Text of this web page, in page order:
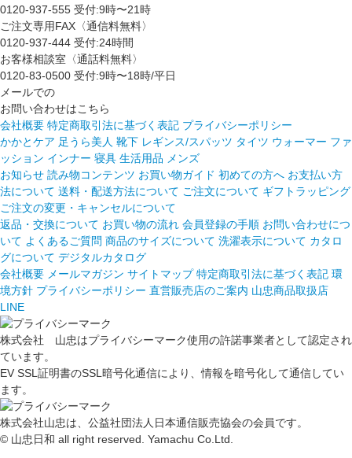
0120-937-555 受付:9時〜21時
ご注文専用FAX〈通信料無料〉
0120-937-444 受付:24時間
お客様相談室〈通話料無料〉
0120-83-0500 受付:9時〜18時/平日
メールでの
お問い合わせはこちら
会社概要 特定商取引法に基づく表記 プライバシーポリシー
かかとケア 足うら美人 靴下 レギンス/スパッツ タイツ ウォーマー ファ
ッション インナー 寝具 生活用品 メンズ
お知らせ 読み物コンテンツ お買い物ガイド 初めての方へ お支払い方
法について 送料・配送方法について ご注文について ギフトラッピング
ご注文の変更・キャンセルについて
返品・交換について お買い物の流れ 会員登録の手順 お問い合わせにつ
いて よくあるご質問 商品のサイズについて 洗濯表示について カタロ
グについて デジタルカタログ
会社概要 メールマガジン サイトマップ 特定商取引法に基づく表記 環
境方針 プライバシーポリシー 直営販売店のご案内 山忠商品取扱店
LINE
株式会社 山忠はプライバシーマーク使用の許諾事業者として認定され
ています。
EV SSL証明書のSSL暗号化通信により、情報を暗号化して通信してい
ます。
株式会社山忠は、公益社団法人日本通信販売協会の会員です。
© 山忠日和 all right reserved. Yamachu Co.Ltd.